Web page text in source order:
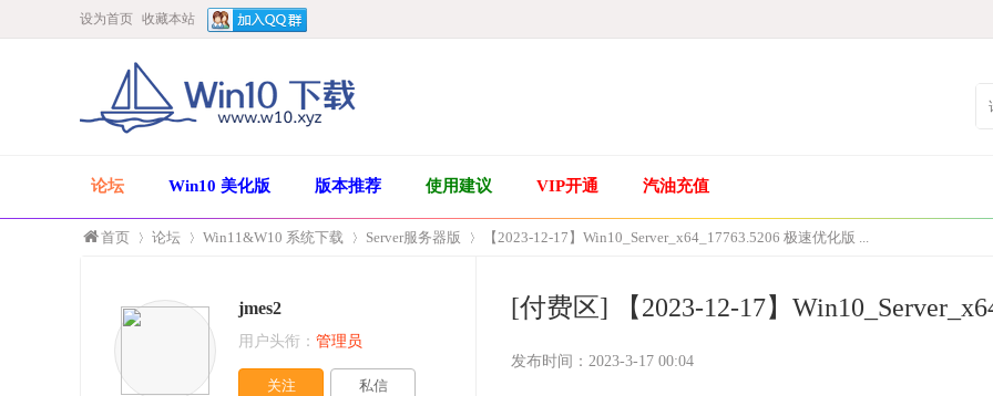
设为首页 收藏本站
论坛 Win10 美化版 版本推荐 使用建议 VIP开通 汽油充值
首页
»
论坛 Win11&W10 系统下载
›
Server服务器版 【2023-12-17】Win10_Server_x64_17763.5206 极速优化版 ...
[付费区] 【2023-12-17】
发布时间： 2023-3-17 00:04
jmes2
用户头衔： 管理员
关注 私信